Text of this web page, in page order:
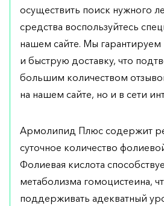
осуществить поиск нужного
средства воспользуйтесь
нашем сайте. Мы гарантируем
и быструю доставку, что
большим количеством
на нашем сайте, но и в сети
Армолипид Плюс содержит
суточное количество
Фолиевая кислота
метаболизма гомоцистеина,
поддерживать адекватный